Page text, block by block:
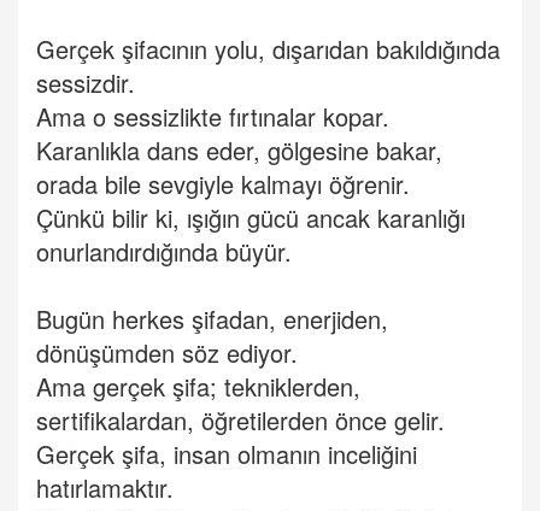
Gerçek şifacının yolu, dışarıdan bakıldığında
sessizdir.
Ama o sessizlikte fırtınalar kopar.
Karanlıkla dans eder, gölgesine bakar,
orada bile sevgiyle kalmayı öğrenir.
Çünkü bilir ki, ışığın gücü ancak karanlığı
onurlandırdığında büyür.
Bugün herkes şifadan, enerjiden,
dönüşümden söz ediyor.
Ama gerçek şifa; tekniklerden,
sertifikalardan, öğretilerden önce gelir.
Gerçek şifa, insan olmanın inceliğini
hatırlamaktır.